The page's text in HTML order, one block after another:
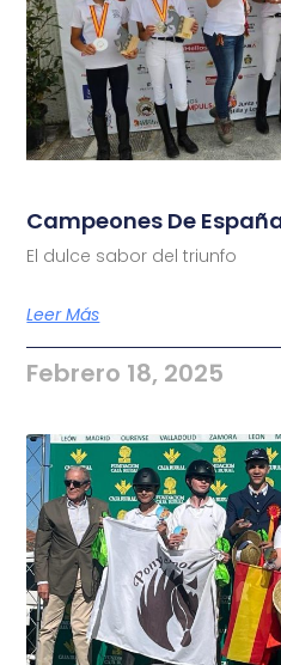
Campeones De
El dulce sabor del triunfo
Leer Más
Febrero 18, 2025